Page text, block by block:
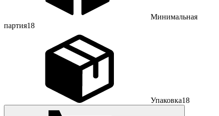
Минимальная
партия18
Упаковка18